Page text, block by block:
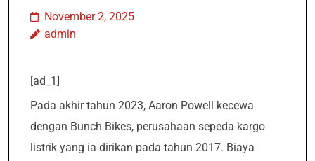
November 2, 2025
admin
[ad_1]
Pada akhir tahun 2023, Aaron Powell kecewa
dengan Bunch Bikes, perusahaan sepeda kargo
listrik yang ia dirikan pada tahun 2017. Biaya